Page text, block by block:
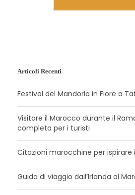
Articoli Recenti
Festival del Mandorlo in Fiore a
Visitare il Marocco durante il
completa per i turisti
Citazioni marocchine per ispirare
Guida di viaggio dall’Irlanda al